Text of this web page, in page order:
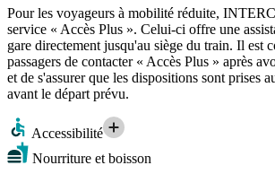
Pour les voyageurs à mobilité réduite,
service « Accès Plus ». Celui-ci offre une
gare directement jusqu'au siège du train. Il est
passagers de contacter « Accès Plus » après
et de s'assurer que les dispositions sont prises
avant le départ prévu.
Accessibilité
Nourriture et boisson